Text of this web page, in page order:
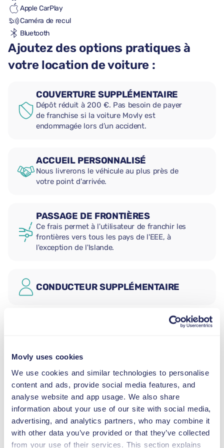
Movly uses cookies
We use cookies and similar technologies to personalise
content and ads, provide social media features, and
analyse website and app usage. We also share
information about your use of our site with social media,
advertising, and analytics partners, who may combine it
with other data you’ve provided or that they’ve collected
from your use of their services. This section explains
Apple CarPlay
Caméra de recul
Bluetooth
Ajoutez des options pratiques à
votre location de voiture :
COUVERTURE SUPPLÉMENTAIRE
Dépôt réduit à 200 €. Pas besoin de payer
de franchise si la voiture Movly est
endommagée lors d’un accident.
ACCUEIL PERSONNALISÉ
Nous livrerons le véhicule au plus près de
votre point d'arrivée.
PASSAGE DE FRONTIÈRES
Ce frais permet à l'utilisateur de franchir les
frontières vers tous les pays de l'EEE, à
l'exception de l'Islande.
CONDUCTEUR SUPPLÉMENTAIRE
SIÈGE AUTO ENFANT
9–18 kg
REHAUSSEUR
15–36 kg